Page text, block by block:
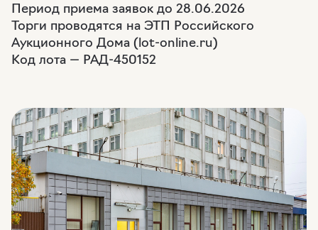
Период приема заявок до 28.06.2026
Торги проводятся на ЭТП Российского
Аукционного Дома (lot-online.ru)
Код лота — РАД-450152